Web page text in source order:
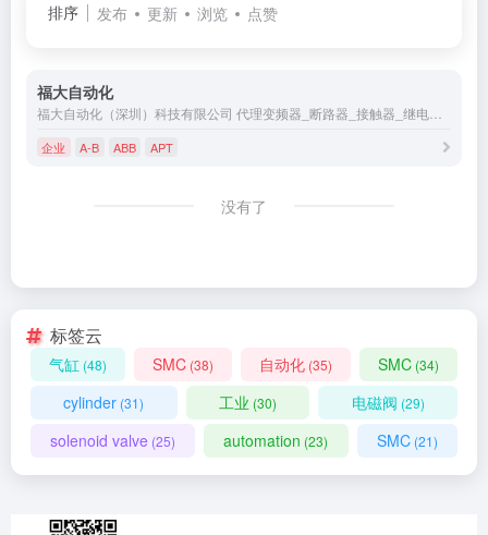
排序 发布 更新 浏览 点赞
福大自动化
企业 A-B ABB APT
没有了
标签云
气缸 (48) SMC (38) 自动化 (35) SMC (34)
cylinder (31) 工业 (30) 电磁阀 (29)
solenoid valve (25) automation (23) SMC(21)